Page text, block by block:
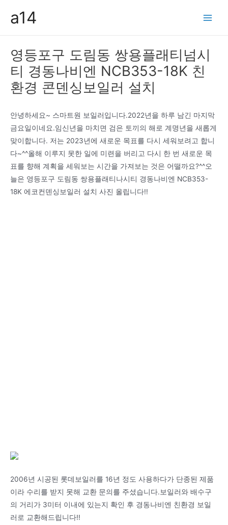
a14
영등포구 도림동 쌍용플래티넘시
티 경동나비엔 NCB353-18K 친
환경 콘덴싱보일러 설치
안녕하세요~ 스마트원 보일러입니다.2022년을 하루 남긴 마지막
금요일이네요.임신년을 마치면 검은 토끼의 해로 계명년을 새롭게
맞이합니다. 저는 2023년에 새로운 목표를 다시 세워보려고 합니
다~^^올해 이루지 못한 일에 미련을 버리고 다시 한 번 새로운 목
표를 향해 계획을 세워보는 시간을 가져보는 것은 어떨까요?^^오
늘은 영등포구 도림동 쌍용플래티나시티 경동나비엔 NCB353-
18K 에코컨덴싱보일러 설치 사진 올립니다!!
2006년 시공된 롯데보일러를 16년 정도 사용하다가 단종된 제품
이라 수리를 받지 못해 교환 문의를 주셨습니다.보일러와 배수구
의 거리가 3미터 이내에 있는지 확인 후 경동나비엔 친환경 보일
러로 교환해드립니다!!